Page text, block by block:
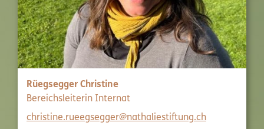
Rüegsegger Christine
Bereichsleiterin Internat
christine.rueegsegger@nathaliestiftung.ch